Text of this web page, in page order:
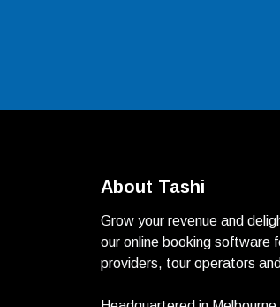
About Tashi
Grow your revenue and
our online booking software
providers, tour operators